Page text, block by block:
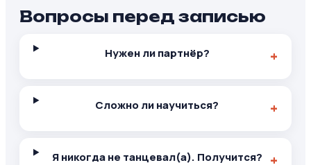
Вопросы перед записью
Нужен ли партнёр?
Сложно ли научиться?
Я никогда не танцевал(а). Получится?